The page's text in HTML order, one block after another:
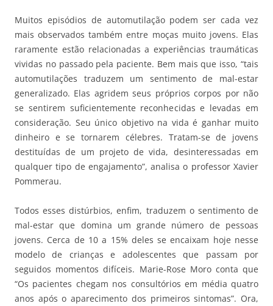
Muitos episódios de automutilação podem ser cada vez
mais observados também entre moças muito jovens. Elas
raramente estão relacionadas a experiências traumáticas
vividas no passado pela paciente. Bem mais que isso, “tais
automutilações traduzem um sentimento de mal-estar
generalizado. Elas agridem seus próprios corpos por não
se sentirem suficientemente reconhecidas e levadas em
consideração. Seu único objetivo na vida é ganhar muito
dinheiro e se tornarem célebres. Tratam-se de jovens
destituídas de um projeto de vida, desinteressadas em
qualquer tipo de engajamento”, analisa o professor Xavier
Pommerau.
Todos esses distúrbios, enfim, traduzem o sentimento de
mal-estar que domina um grande número de pessoas
jovens. Cerca de 10 a 15% deles se encaixam hoje nesse
modelo de crianças e adolescentes que passam por
seguidos momentos difíceis. Marie-Rose Moro conta que
“Os pacientes chegam nos consultórios em média quatro
anos após o aparecimento dos primeiros sintomas”. Ora,